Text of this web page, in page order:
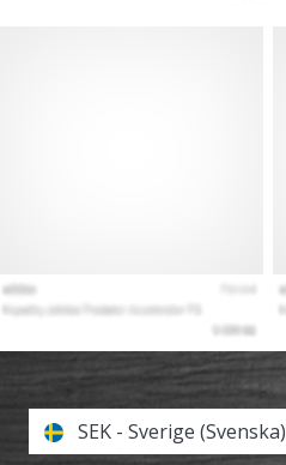
SEK - Sverige (Svenska)